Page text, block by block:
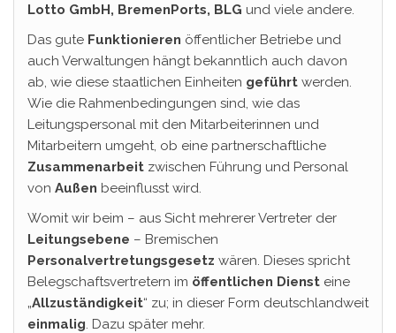
Lotto GmbH, BremenPorts, BLG und viele andere.
Das gute Funktionieren öffentlicher Betriebe und
auch Verwaltungen hängt bekanntlich auch davon
ab, wie diese staatlichen Einheiten geführt werden.
Wie die Rahmenbedingungen sind, wie das
Leitungspersonal mit den Mitarbeiterinnen und
Mitarbeitern umgeht, ob eine partnerschaftliche
Zusammenarbeit zwischen Führung und Personal
von Außen beeinflusst wird.
Womit wir beim – aus Sicht mehrerer Vertreter der
Leitungsebene – Bremischen
Personalvertretungsgesetz wären. Dieses spricht
Belegschaftsvertretern im öffentlichen Dienst eine
„Allzuständigkeit“ zu; in dieser Form deutschlandweit
einmalig. Dazu später mehr.